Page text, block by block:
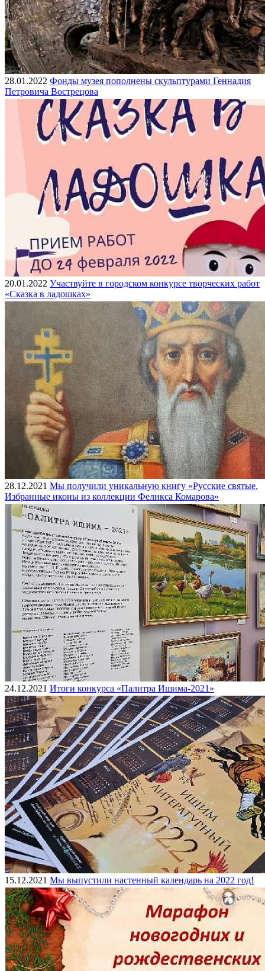
28.01.2022 Фонды музея пополнены скульптурами Геннадия
Петровича Вострецова
20.01.2022 Участвуйте в городском конкурсе творческих работ
«Сказка в ладошках»
28.12.2021 Мы получили уникальную книгу «Русские святые.
Избранные иконы из коллекции Феликса Комарова»
24.12.2021 Итоги конкурса «Палитра Ишима-2021»
15.12.2021 Мы выпустили настенный календарь на 2022 год!